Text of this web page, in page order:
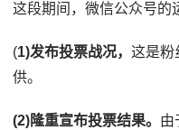
这段期间，微信公众号的
(1)发布投票战况，这是粉
供。
(2)隆重宣布投票结果。 由